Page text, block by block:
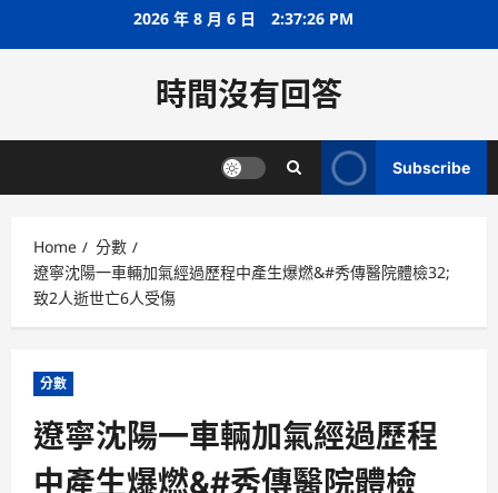
2026 年 8 月 6 日 2:37:26 PM
時間沒有回答
Subscribe
Home
分數
遼寧沈陽一車輛加氣經過歷程中產生爆燃&#秀傳醫院體檢32;
致2人逝世亡6人受傷
分數
遼寧沈陽一車輛加氣經過歷程
中產生爆燃&#秀傳醫院體檢